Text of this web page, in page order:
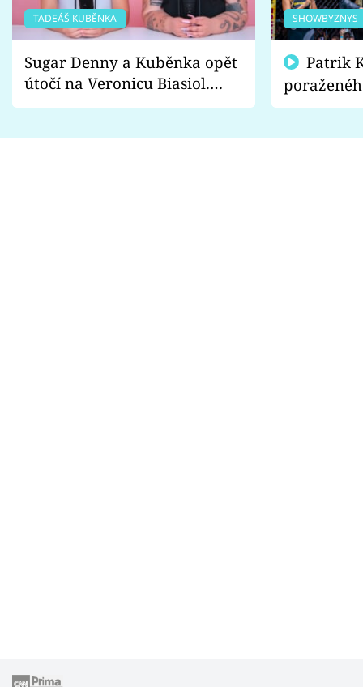
TADEÁŠ KUBĚNKA
Sugar Denny a Kuběnka opět
útočí na Veronicu Biasiol.
Proč je podle nich falešná a
SHOWBYZNYS
fanoušci